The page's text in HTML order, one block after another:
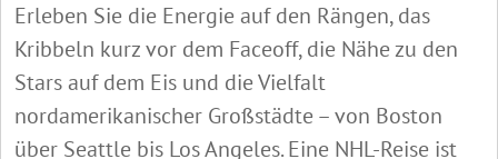
Erleben Sie die Energie auf den Rängen, das
Kribbeln kurz vor dem Faceoff, die Nähe zu den
Stars auf dem Eis und die Vielfalt
nordamerikanischer Großstädte – von Boston
über Seattle bis Los Angeles. Eine NHL-Reise ist